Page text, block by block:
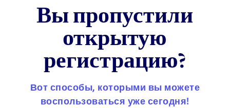
Вы пропустили
открытую
регистрацию?
Вот способы, которыми вы можете
воспользоваться уже сегодня!